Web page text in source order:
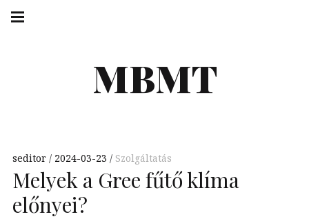
Skip
MBMT
navigation
seditor 2024-03-23 Szolgáltatás
Melyek a Gree fűtő klíma
előnyei?